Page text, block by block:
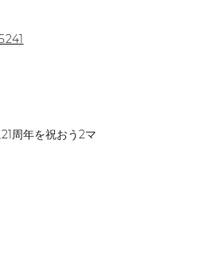
周年を祝おう2マ